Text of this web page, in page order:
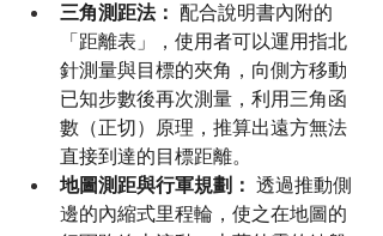
三角測距法： 配合說明書內附的
「距離表」，使用者可以運用指北
針測量與目標的夾角，向側方移動
已知步數後再次測量，利用三角函
數（正切）原理，推算出遠方無法
直接到達的目標距離。
地圖測距與行軍規劃： 透過推動側
邊的內縮式里程輪，使之在地圖的